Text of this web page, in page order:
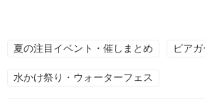
夏の注目イベント・催しまとめ ビア
水かけ祭り・ウォーターフェス